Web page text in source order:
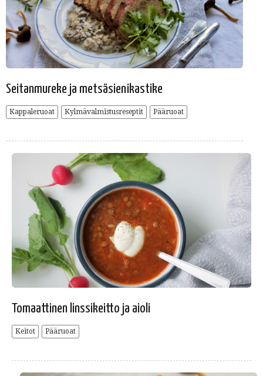
Seitanmureke ja metsäsienikastike
Kappaleruoat Kylmävalmistusreseptit Pääruoat
Tomaattinen linssikeitto ja aioli
Keitot Pääruoat